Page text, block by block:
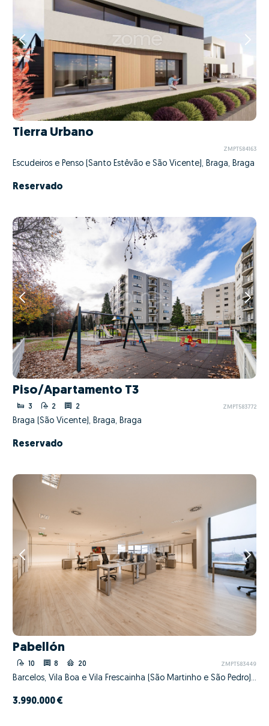
Tierra Urbano
ZMPT584163
Escudeiros e Penso (Santo Estêvão e São Vicente), Braga, Braga
Reservado
Piso/Apartamento T3
3 2 2 ZMPT583772
Braga (São Vicente), Braga, Braga
Reservado
Pabellón
10 8 20 ZMPT583449
Barcelos, Vila Boa e Vila Frescainha (São Martinho e São Pedro), Barcelos, Braga
3.990.000 €